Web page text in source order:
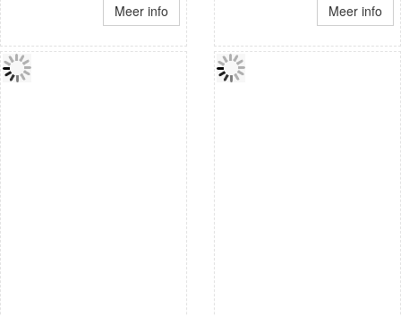
Meer info Meer info